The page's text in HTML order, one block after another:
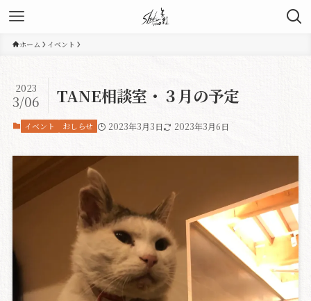
ホーム イベント
TANE相談室・３月の予定
2023
3/06
イベント おしらせ 2023年3月3日 2023年3月6日